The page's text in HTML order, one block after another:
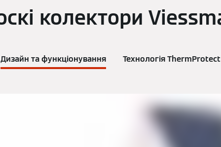
колектори
Дизайн та функціонування Технологія ThermProtect